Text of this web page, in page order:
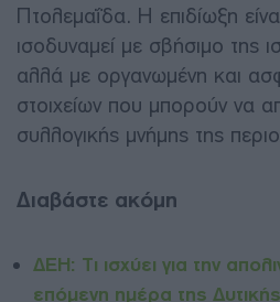
Πτολεμαΐδα. Η επιδίωξη
ισοδυναμεί με σβήσιμο της
αλλά με οργανωμένη και
στοιχείων που μπορούν να
συλλογικής μνήμης της
Διαβάστε ακόμη
ΔΕΗ: Τι ισχύει για την
επόμενη ημέρα της